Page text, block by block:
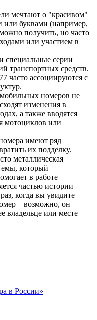
мечтают о "красивом"
буквами (например,
получить, но часто
или участием в
специальные серии
транспортных средств.
часто ассоциируются с
номеров не
изменения в
а также вводятся
мотоциклов или
имеют ряд
их подделку.
металлическая
который
в работе
частью истории
когда вы увидите
– возможно, он
владельце или месте
в России»